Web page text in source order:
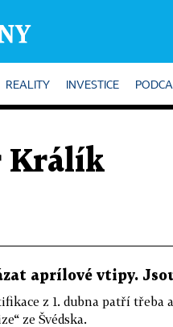
REALITY INVESTICE
Králík
aprílové vtipy.
z 1. dubna patří
ze Švédska.